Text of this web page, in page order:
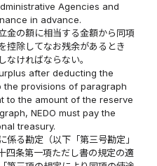
Agencies and
in advance.
金の額に相当する金額から同項
控除してなお残余があるとき
なければならない。
after deducting the
the provisions of paragraph
to the amount of the reserve
NEDO must pay the
treasury.
る勘定（以下「第三号勘定」
四条第一項ただし書の規定の適